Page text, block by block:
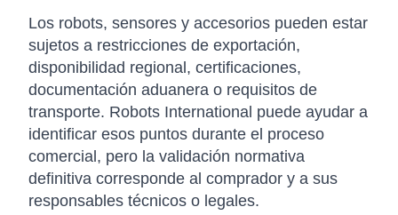
Los robots, sensores y accesorios pueden estar
sujetos a restricciones de exportación,
disponibilidad regional, certificaciones,
documentación aduanera o requisitos de
transporte. Robots International puede ayudar a
identificar esos puntos durante el proceso
comercial, pero la validación normativa
definitiva corresponde al comprador y a sus
responsables técnicos o legales.